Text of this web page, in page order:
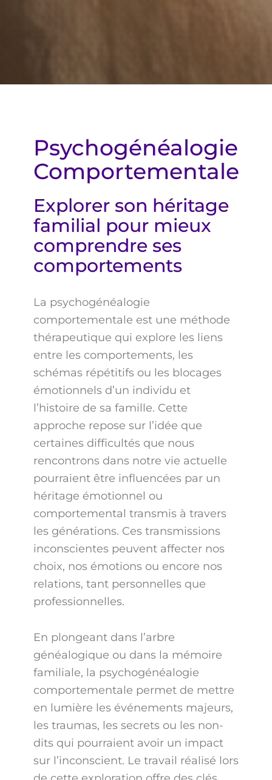
Psychogénéalogie
Comportementale
Explorer son héritage
familial pour mieux
comprendre ses
comportements
La psychogénéalogie
comportementale est une méthode
thérapeutique qui explore les liens
entre les comportements, les
schémas répétitifs ou les blocages
émotionnels d’un individu et
l’histoire de sa famille. Cette
approche repose sur l’idée que
certaines difficultés que nous
rencontrons dans notre vie actuelle
pourraient être influencées par un
héritage émotionnel ou
comportemental transmis à travers
les générations. Ces transmissions
inconscientes peuvent affecter nos
choix, nos émotions ou encore nos
relations, tant personnelles que
professionnelles.
En plongeant dans l’arbre
généalogique ou dans la mémoire
familiale, la psychogénéalogie
comportementale permet de mettre
en lumière les événements majeurs,
les traumas, les secrets ou les non-
dits qui pourraient avoir un impact
sur l’inconscient. Le travail réalisé lors